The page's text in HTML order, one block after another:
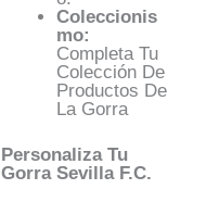
Coleccionis
Mo:
Completa Tu
Colección De
Productos De
La Gorra
Personaliza Tu
Gorra Sevilla F.C.